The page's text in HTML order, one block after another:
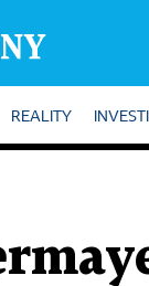
REALITY